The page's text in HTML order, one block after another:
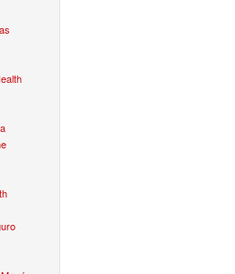
DE SAÚDE SÊNIOR
DE SAÚDE SÊNIOR
SÊNIOR
SAÚDE SÊNIOR